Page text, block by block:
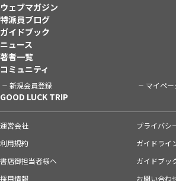
ウェブマガジン
特派員ブログ
ガイドブック
ニュース
著者一覧
コミュニティ
新規会員登録 マイペー
GOOD LUCK TRIP
運営会社
プライバシ
利用規約
ガイドライ
書店御担当者様へ
ガイドブッ
採用情報
お問い合わ